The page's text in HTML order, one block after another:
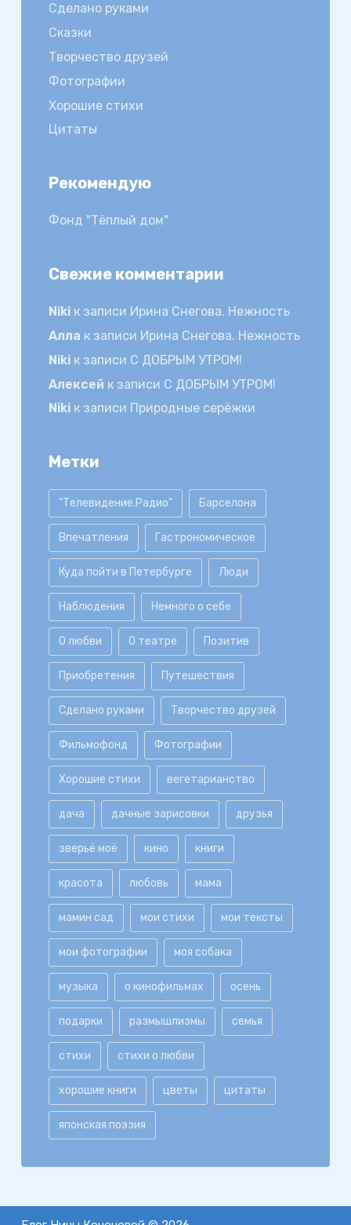
Сделано руками
Сказки
Творчество друзей
Фотографии
Хорошие стихи
Цитаты
Рекомендую
Фонд "Тёплый дом"
Свежие комментарии
Nikiк записи Ирина Снегова. Нежность
Алла к записи Ирина Снегова. Нежность
Nikiк записи С ДОБРЫМ УТРОМ!
Алексей к записи С ДОБРЫМ УТРОМ!
Nikiк записи Природные серёжки
Метки
"Телевидение.Радио" Барселона
Впечатления Гастрономическое
Куда пойти в Петербурге Люди
Наблюдения Немного о себе
О любви О театре Позитив
Приобретения Путешествия
Сделано руками Творчество друзей
Фильмофонд Фотографии
Хорошие стихи вегетарианство
дача дачные зарисовки друзья
зверьё моё кино книги
красота любовь мама
мамин сад мои стихи мои тексты
мои фотографии моя собака
музыка о кинофильмах осень
подарки размышлизмы семья
стихи стихи о любви
хорошие книги цветы цитаты
японская поэзия